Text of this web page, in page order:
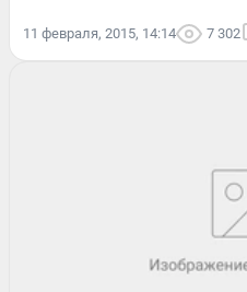
11 февраля, 2015, 14:14 7 302